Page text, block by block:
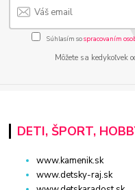
Súhlasím sospracovaním
Môžete sa
DETI, ŠPORT,
www.kamenik.sk
www.detsky-raj.sk